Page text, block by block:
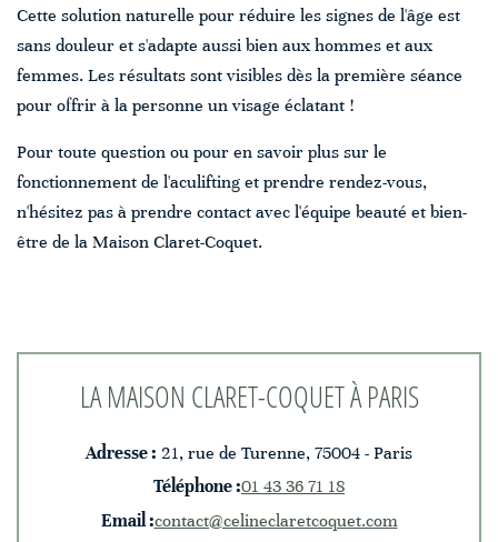
Cette solution naturelle pour réduire les signes de l'âge est
sans douleur et s'adapte aussi bien aux hommes et aux
femmes. Les résultats sont visibles dès la première séance
pour offrir à la personne un visage éclatant !
Pour toute question ou pour en savoir plus sur le
fonctionnement de l'aculifting et prendre rendez-vous,
n'hésitez pas à prendre contact avec l'équipe beauté et bien-
être de la Maison Claret-Coquet.
LA MAISON CLARET-COQUET À PARIS
Adresse : 21, rue de Turenne, 75004 - Paris
Téléphone :01 43 36 71 18
Email :contact@celineclaretcoquet.com